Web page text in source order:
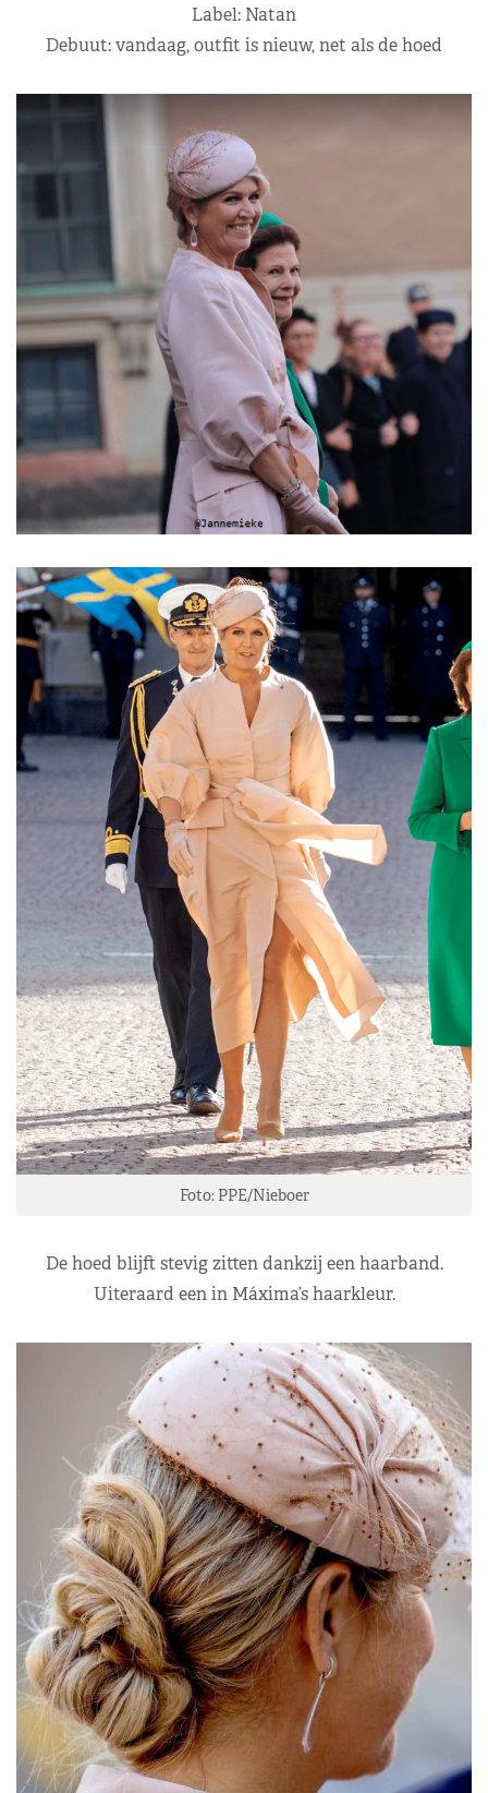
Label: Natan
Debuut: vandaag, outfit is nieuw, net als de hoed
Foto: PPE/Nieboer
De hoed blijft stevig zitten dankzij een haarband.
Uiteraard een in Máxima’s haarkleur.